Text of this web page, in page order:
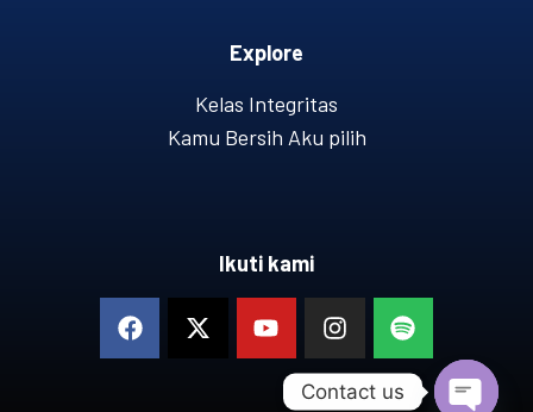
Explore
Kelas Integritas
Kamu Bersih Aku pilih
Ikuti kami
Contact us